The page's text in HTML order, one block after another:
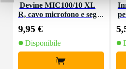
Devine MIC100/10 XL
R, cavo microfono e seg
9,95 €
Disponibile
+